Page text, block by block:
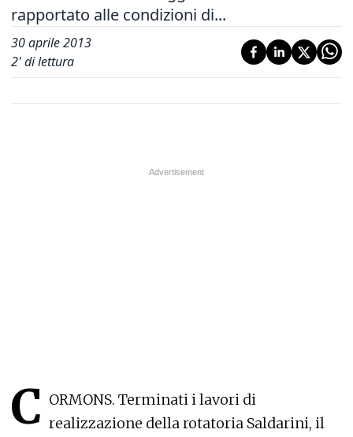
rapportato alle condizioni di...
30 aprile 2013
2' di lettura
C ORMONS. Terminati i lavori di
realizzazione della rotatoria Saldarini, il